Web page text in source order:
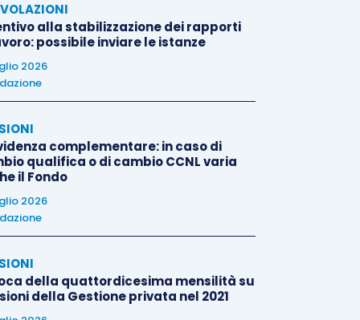
alla stabilizzazione dei rapporti
possibile inviare le istanze
2026
complementare: in caso di
qualifica o di cambio CCNL varia
il Fondo
2026
della quattordicesima mensilità su
della Gestione privata nel 2021